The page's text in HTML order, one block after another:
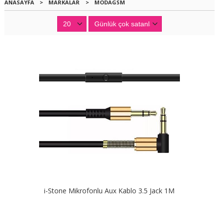
ANASAYFA > MARKALAR > MODAGSM
i-Stone Mikrofonlu Aux Kablo 3.5 Jack 1M